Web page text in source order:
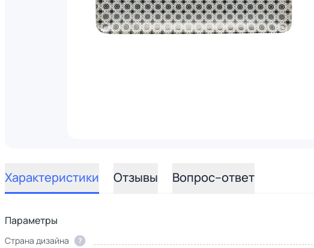
Характеристики Отзывы Вопрос–ответ
Параметры
Страна дизайна ?